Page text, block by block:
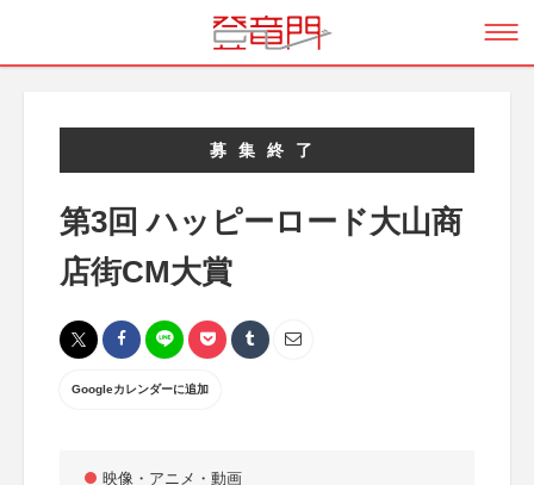
募集終了
第3回 ハッピーロード大山商
店街CM大賞
Googleカレンダーに追加
映像・アニメ・動画